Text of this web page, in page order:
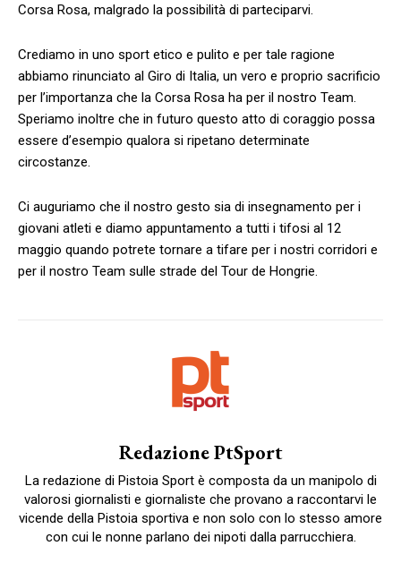
Corsa Rosa, malgrado la possibilità di parteciparvi.
Crediamo in uno sport etico e pulito e per tale ragione
abbiamo rinunciato al Giro di Italia, un vero e proprio sacrificio
per l’importanza che la Corsa Rosa ha per il nostro Team.
Speriamo inoltre che in futuro questo atto di coraggio possa
essere d’esempio qualora si ripetano determinate
circostanze.
Ci auguriamo che il nostro gesto sia di insegnamento per i
giovani atleti e diamo appuntamento a tutti i tifosi al 12
maggio quando potrete tornare a tifare per i nostri corridori e
per il nostro Team sulle strade del Tour de Hongrie.
Redazione PtSport
La redazione di Pistoia Sport è composta da un manipolo di
valorosi giornalisti e giornaliste che provano a raccontarvi le
vicende della Pistoia sportiva e non solo con lo stesso amore
con cui le nonne parlano dei nipoti dalla parrucchiera.